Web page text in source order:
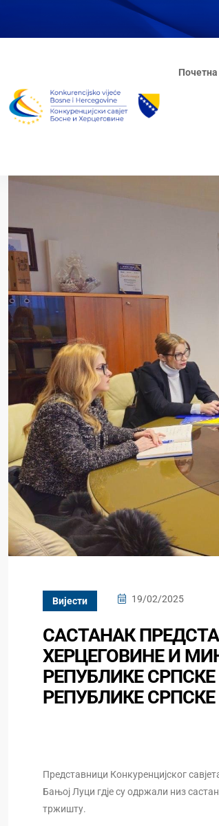
Почетна
Вијести 19/02/2025
САСТАНАК
ХЕРЦЕГОВИНЕ И
РЕПУБЛИКЕ
РЕПУБЛИКЕ СРПСКЕ
Представници Конкуренцијског
Бањој Луци гдје су одржали низ
тржишту.